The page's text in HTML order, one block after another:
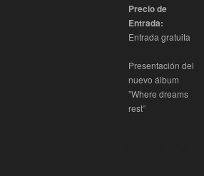
Precio de
Entrada:
Entrada gratuita
Presentación del
nuevo álbum
”Where dreams
rest”